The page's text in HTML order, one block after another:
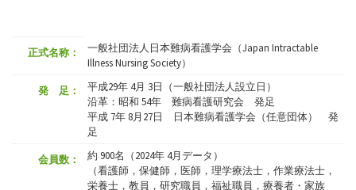
正式名称：
一般社団法人日本難病看護学会（Japan Intractable
Illness Nursing Society）
発 足：
平成29年 4月 3日（一般社団法人設立日）
沿革：昭和 54年 難病看護研究会 発足
平成 7年 8月27日 日本難病看護学会（任意団体） 発
足
会員数：
約 900名（2024年 4月データ）
（看護師，保健師，医師，理学療法士，作業療法士，
栄養士，教員，研究職員，福祉職員，療養者・家族